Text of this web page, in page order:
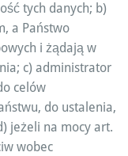
tych danych; b)
a Państwo
i żądają w
c) administrator
celów
do ustalenia,
jeżeli na mocy art.
wobec